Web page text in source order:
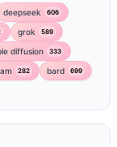
deepseek 606
grok 589
diffusion 333
282 bard 699